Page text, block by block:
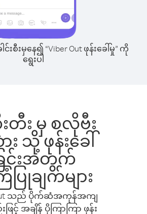
းစီးမှနေ၍ “Viber Out ဖုန်းခေါ်မှု” ကို
ရွေးပါ
တီး မှ စလိုဗီး
း သို့ ဖုန်းခေါ်
ြင်းအတွက်
ြုချက်များ
သည် ပိုက်ဆံအကုန်အကျ
ြင့် အချိန် ပိုကြာကြာ ဖုန်း